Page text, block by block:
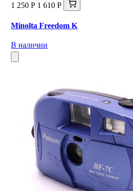
1 250 Р 1 610 Р
Minolta Freedom K
В наличии